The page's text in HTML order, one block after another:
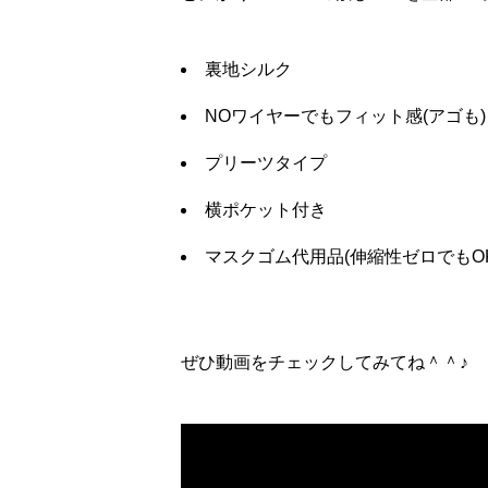
裏地シルク
NOワイヤーでもフィット感(アゴも)
プリーツタイプ
横ポケット付き
マスクゴム代用品(伸縮性ゼロでも
ぜひ動画をチェックしてみてね＾＾♪